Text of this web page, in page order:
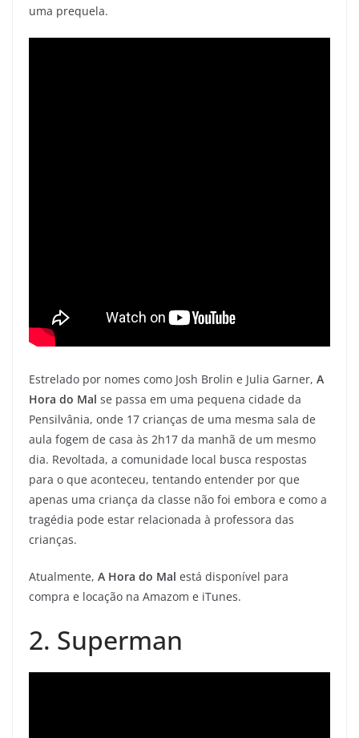
uma prequela.
Estrelado por nomes como Josh Brolin e Julia Garner, A
Hora do Mal se passa em uma pequena cidade da
Pensilvânia, onde 17 crianças de uma mesma sala de
aula fogem de casa às 2h17 da manhã de um mesmo
dia. Revoltada, a comunidade local busca respostas
para o que aconteceu, tentando entender por que
apenas uma criança da classe não foi embora e como a
tragédia pode estar relacionada à professora das
crianças.
Atualmente, A Hora do Mal está disponível para
compra e locação na Amazom e iTunes.
2. Superman